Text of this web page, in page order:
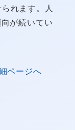
れます。人
が続いてい
ページへ